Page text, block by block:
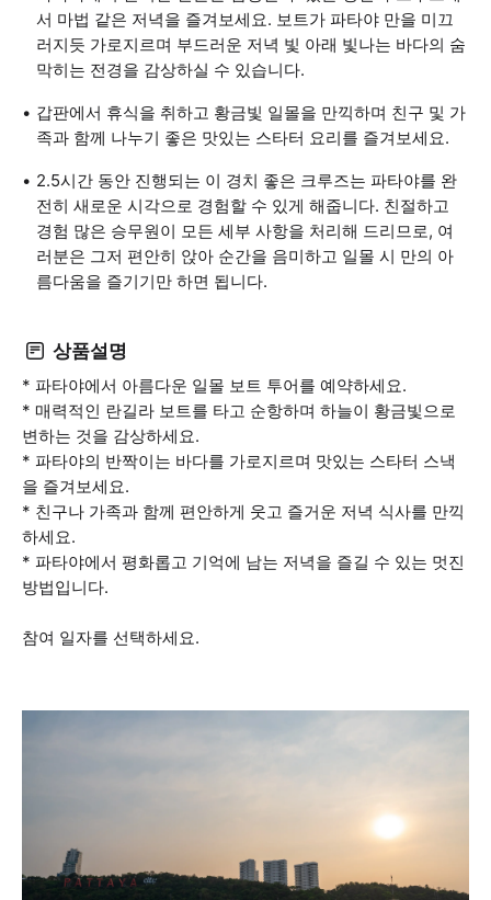
서 마법 같은 저녁을 즐겨보세요. 보트가 파타야 만을 미끄
러지듯 가로지르며 부드러운 저녁 빛 아래 빛나는 바다의 숨
막히는 전경을 감상하실 수 있습니다.
갑판에서 휴식을 취하고 황금빛 일몰을 만끽하며 친구 및 가
족과 함께 나누기 좋은 맛있는 스타터 요리를 즐겨보세요.
2.5시간 동안 진행되는 이 경치 좋은 크루즈는 파타야를 완
전히 새로운 시각으로 경험할 수 있게 해줍니다. 친절하고
경험 많은 승무원이 모든 세부 사항을 처리해 드리므로, 여
러분은 그저 편안히 앉아 순간을 음미하고 일몰 시 만의 아
름다움을 즐기기만 하면 됩니다.
상품설명
* 파타야에서 아름다운 일몰 보트 투어를 예약하세요.
* 매력적인 란길라 보트를 타고 순항하며 하늘이 황금빛으로
변하는 것을 감상하세요.
* 파타야의 반짝이는 바다를 가로지르며 맛있는 스타터 스낵
을 즐겨보세요.
* 친구나 가족과 함께 편안하게 웃고 즐거운 저녁 식사를 만끽
하세요.
* 파타야에서 평화롭고 기억에 남는 저녁을 즐길 수 있는 멋진
방법입니다.
참여 일자를 선택하세요.